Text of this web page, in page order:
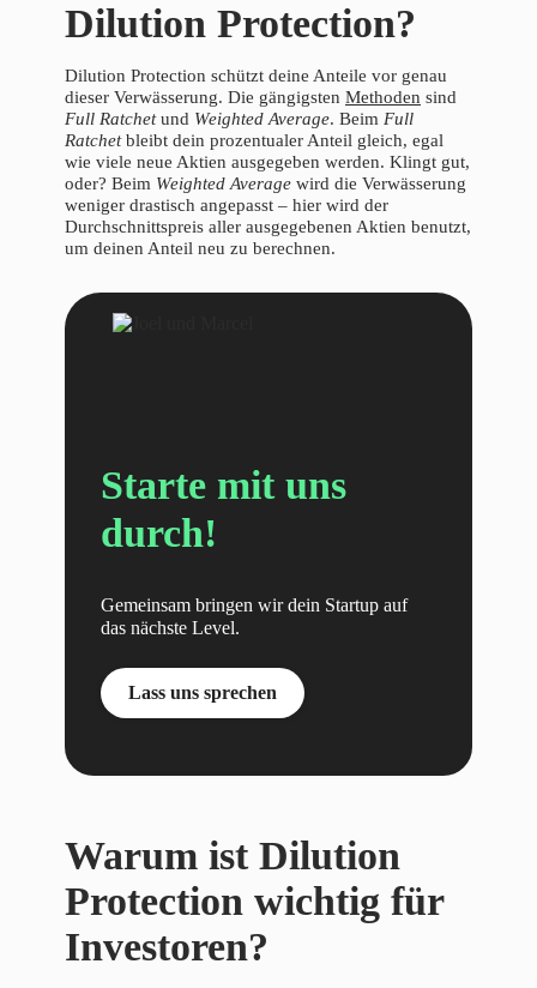
Dilution Protection?
Dilution Protection schützt deine Anteile vor genau
dieser Verwässerung. Die gängigsten Methoden sind
Full Ratchetund Weighted Average. Beim Full
Ratchetbleibt dein prozentualer Anteil gleich, egal
wie viele neue Aktien ausgegeben werden. Klingt gut,
oder? Beim Weighted Average wird die Verwässerung
weniger drastisch angepasst – hier wird der
Durchschnittspreis aller ausgegebenen Aktien benutzt,
um deinen Anteil neu zu berechnen.
Starte mit uns
durch!
Gemeinsam bringen wir dein Startup auf
das nächste Level.
Lass uns sprechen
Warum ist Dilution
Protection wichtig für
Investoren?